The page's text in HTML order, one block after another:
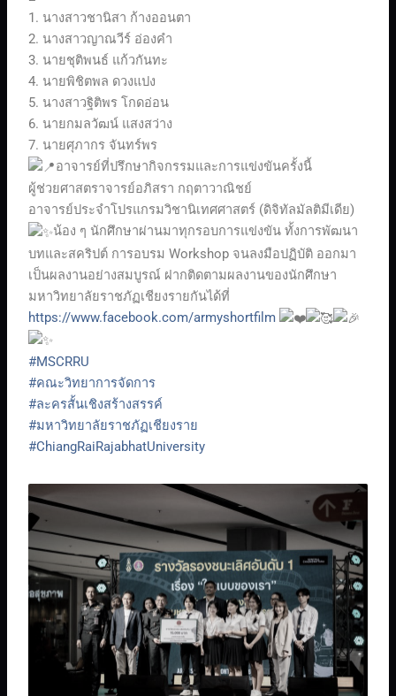
1. นางสาวชานิสา ก้างออนตา
2. นางสาวญาณวีร์ อ่องคำ
3. นายชุติพนธ์ แก้วกันทะ
4. นายพิชิตพล ดวงแปง
5. นางสาวฐิติพร โกดอ่อน
6. นายกมลวัฒน์ แสงสว่าง
7. นายศุภากร จันทร์พร
อาจารย์ที่ปรึกษากิจกรรมและการแข่งขันครั้งนี้
ผู้ช่วยศาสตราจารย์อภิสรา กฤตาวาณิชย์
อาจารย์ประจำโปรแกรมวิชานิเทศศาสตร์ (ดิจิทัลมัลติมีเดีย)
น้อง ๆ นักศึกษาผ่านมาทุกรอบการแข่งขัน ทั้งการพัฒนา
บทและสคริปต์ การอบรม Workshop จนลงมือปฏิบัติ ออกมา
เป็นผลงานอย่างสมบูรณ์ ฝากติดตามผลงานของนักศึกษา
มหาวิทยาลัยราชภัฏเชียงรายกันได้ที่
https://www.facebook.com/armyshortfilm
#MSCRRU
#คณะวิทยาการจัดการ
#ละครสั้นเชิงสร้างสรรค์
#มหาวิทยาลัยราชภัฏเชียงราย
#ChiangRaiRajabhatUniversity